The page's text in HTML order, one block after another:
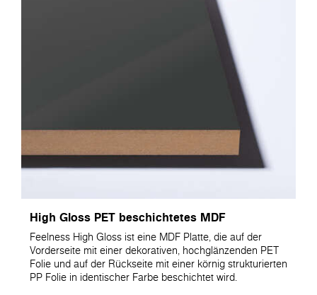
High Gloss PET beschichtetes MDF
Feelness High Gloss ist eine MDF Platte, die auf der
Vorderseite mit einer dekorativen, hochglänzenden PET
Folie und auf der Rückseite mit einer körnig strukturierten
PP Folie in identischer Farbe beschichtet wird.